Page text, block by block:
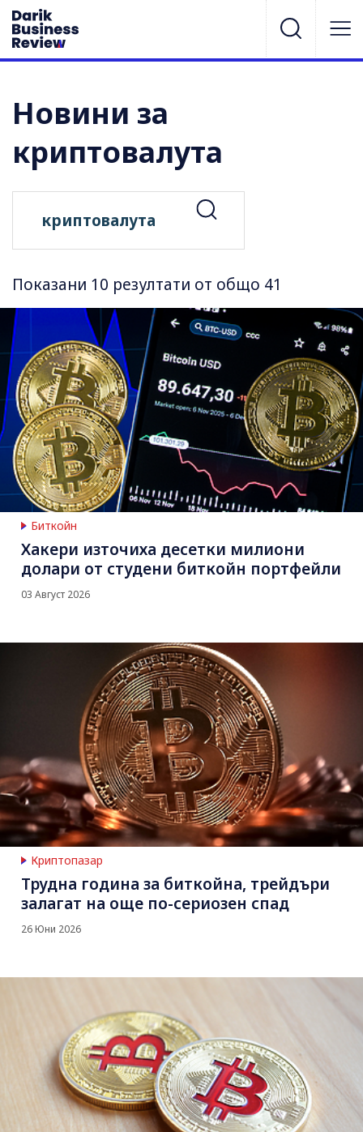
Новини за
криптовалута
Показани 10 резултати от общо 41
Биткойн
Хакери източиха десетки милиони
долари от студени биткойн портфейли
03 Август 2026
Криптопазар
Трудна година за биткойна, трейдъри
залагат на още по-сериозен спад
26 Юни 2026